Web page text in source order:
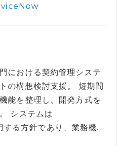
における契約管理システ
の構想検討支援。 短期間
能を整理し、開発方式を
システムは
る方針であり、業務機...